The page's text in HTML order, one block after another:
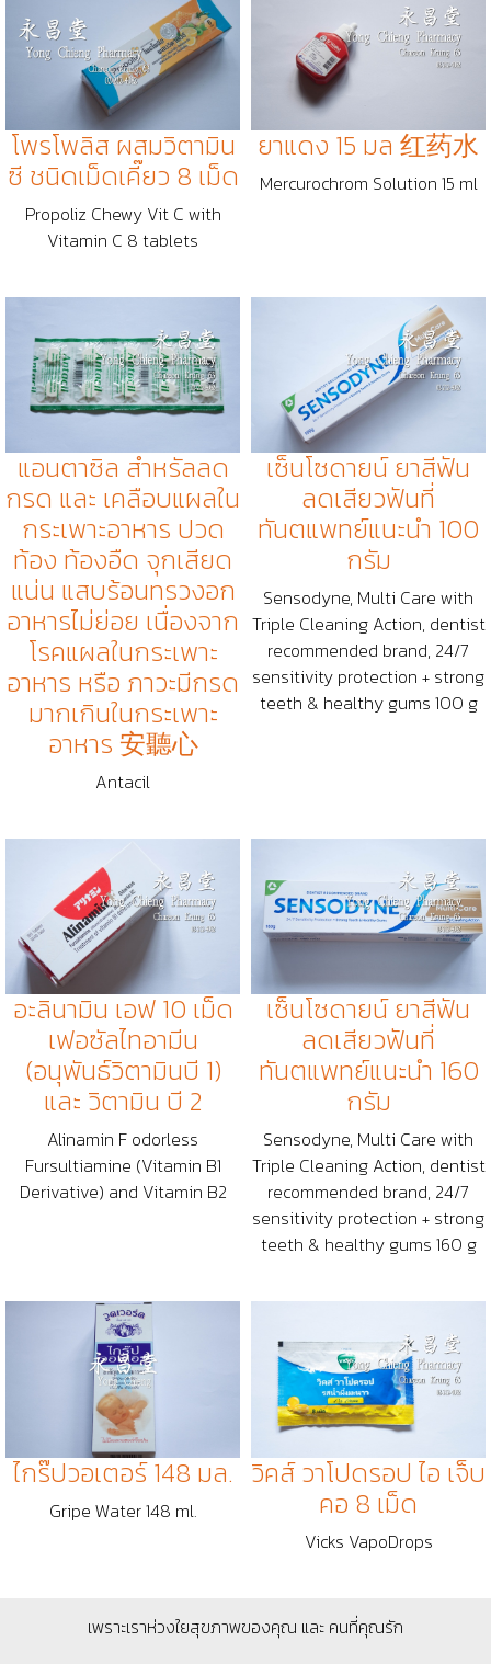
โพรโพลิส ผสมวิตามิน
ซี ชนิดเม็ดเคี๊ยว 8 เม็ด
Propoliz Chewy Vit C with
Vitamin C 8 tablets
ยาแดง 15 มล 红药水
Mercurochrom Solution 15 ml
แอนตาซิล สำหรัลลด
กรด และ เคลือบแผลใน
กระเพาะอาหาร ปวด
ท้อง ท้องอืด จุกเสียด
แน่น แสบร้อนทรวงอก
อาหารไม่ย่อย เนื่องจาก
โรคแผลในกระเพาะ
อาหาร หรือ ภาวะมีกรด
มากเกินในกระเพาะ
อาหาร 安聽心
Antacil
เซ็นโซดายน์ ยาสีฟัน
ลดเสียวฟันที่
ทันตแพทย์แนะนำ 100
กรัม
Sensodyne, Multi Care with
Triple Cleaning Action, dentist
recommended brand, 24/7
sensitivity protection + strong
teeth & healthy gums 100 g
อะลินามิน เอฟ 10 เม็ด
เฟอซัลไทอามีน
(อนุพันธ์วิตามินบี 1)
และ วิตามิน บี 2
Alinamin F odorless
Fursultiamine (Vitamin B1
Derivative) and Vitamin B2
เซ็นโซดายน์ ยาสีฟัน
ลดเสียวฟันที่
ทันตแพทย์แนะนำ 160
กรัม
Sensodyne, Multi Care with
Triple Cleaning Action, dentist
recommended brand, 24/7
sensitivity protection + strong
teeth & healthy gums 160 g
ไกร๊ปวอเตอร์ 148 มล.
Gripe Water 148 ml.
วิคส์ วาโปดรอป ไอ เจ็บ
คอ 8 เม็ด
Vicks VapoDrops
เพราะเราห่วงใยสุขภาพของคุณ และ คนที่คุณรัก